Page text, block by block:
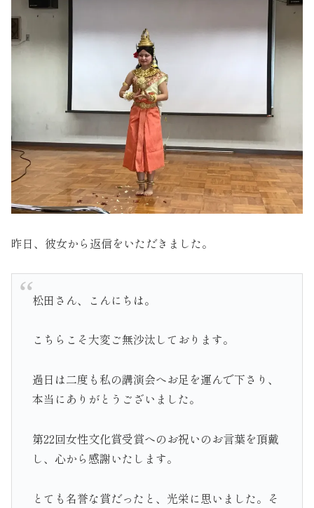
昨日、彼女から返信をいただきました。
松田さん、こんにちは。
こちらこそ大変ご無沙汰しております。
過日は二度も私の講演会へお足を運んで下さり、
本当にありがとうございました。
第22回女性文化賞受賞へのお祝いのお言葉を頂戴
し、心から感謝いたします。
とても名誉な賞だったと、光栄に思いました。そ